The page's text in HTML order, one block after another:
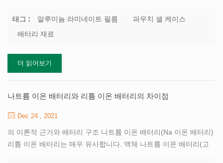
됩니다. 알루미늄 라미네이트 필름 일반적으로 나일론 층, 알루미늄
층, PP 층의 3개의 층이 있습니다. 나일론 층은 알루미늄 라미네이
제조하기 전에 알루미늄 라미네이트 필름이 변형되지 않도록 하고
공기, 특히 산소가 배터리에 침투하는 것을 방지하고 내부 환경을 유
하므로 전극 시트의 수분 함량은 PPM 수준이되어야합니다. Al 층은
물 침투를 방지하는 기능을하는 금속 Al 층으로 구성됩니...
태그 : 알루미늄 라미네이트 필름
파우치 셀 케이스
배터리 재료
더 읽어보기
나트륨 이온 배터리와 리튬 이온 배터리의 차이점
Dec 24 , 2021
의 이론적 근거와 배터리 구조 나트륨 이온 배터리(Na 이온 배터리)
리튬 이온 배터리는 매우 유사합니다. 액체 나트륨 이온 배터리(고